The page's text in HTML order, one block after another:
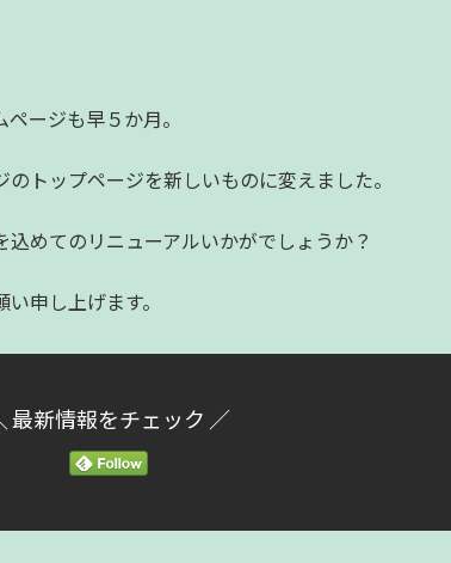
ージも早５か月。
トップページを新しいものに変えました。
めてのリニューアルいかがでしょうか？
申し上げます。
最新情報をチェック ／